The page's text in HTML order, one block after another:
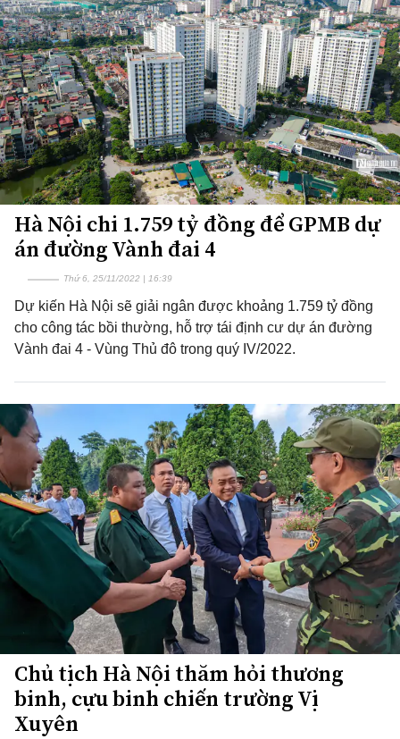
Hà Nội chi 1.759 tỷ đồng để GPMB dự
án đường Vành đai 4
Thứ 6, 25/11/2022 | 16:39
Dự kiến Hà Nội sẽ giải ngân được khoảng 1.759 tỷ đồng
cho công tác bồi thường, hỗ trợ tái định cư dự án đường
Vành đai 4 - Vùng Thủ đô trong quý IV/2022.
Chủ tịch Hà Nội thăm hỏi thương
binh, cựu binh chiến trường Vị
Xuyên